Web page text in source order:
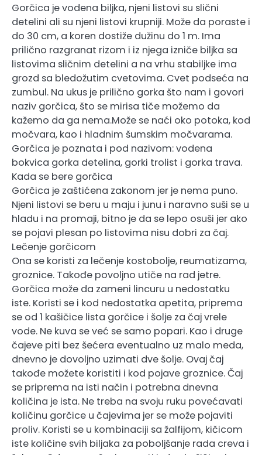
Gorčica je vodena biljka, njeni listovi su slični
detelini ali su njeni listovi krupniji. Može da poraste i
do 30 cm, a koren dostiže dužinu do 1 m. Ima
prilično razgranat rizom i iz njega izniče biljka sa
listovima sličnim detelini a na vrhu stabiljke ima
grozd sa bledožutim cvetovima. Cvet podseća na
zumbul. Na ukus je prilično gorka što nam i govori
naziv gorčica, što se mirisa tiče možemo da
kažemo da ga nema.Može se naći oko potoka, kod
močvara, kao i hladnim šumskim močvarama.
Gorčica je poznata i pod nazivom: vodena
bokvica gorka detelina, gorki trolist i gorka trava.
Kada se bere gorčica
Gorčica je zaštićena zakonom jer je nema puno.
Njeni listovi se beru u maju i junu i naravno suši se u
hladu i na promaji, bitno je da se lepo osuši jer ako
se pojavi plesan po listovima nisu dobri za čaj.
Lečenje gorčicom
Ona se koristi za lečenje kostobolje, reumatizama,
groznice. Takođe povoljno utiče na rad jetre.
Gorčica može da zameni lincuru u nedostatku
iste. Koristi se i kod nedostatka apetita, priprema
se od 1 kašičice lista gorčice i šolje za čaj vrele
vode. Ne kuva se već se samo popari. Kao i druge
čajeve piti bez šećera eventualno uz malo meda,
dnevno je dovoljno uzimati dve šolje. Ovaj čaj
takođe možete koristiti i kod pojave groznice. Čaj
se priprema na isti način i potrebna dnevna
količina je ista. Ne treba na svoju ruku povećavati
količinu gorčice u čajevima jer se može pojaviti
proliv. Koristi se u kombinaciji sa žalfijom, kičicom
iste količine svih biljaka za poboljšanje rada creva i